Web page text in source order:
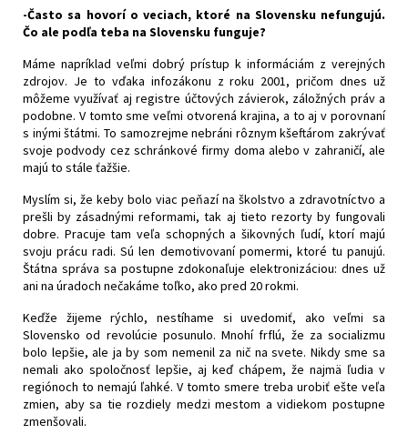
-Často sa hovorí o veciach, ktoré na Slovensku nefungujú.
Čo ale podľa teba na Slovensku funguje?
Máme napríklad veľmi dobrý prístup k informáciám z verejných
zdrojov. Je to vďaka infozákonu z roku 2001, pričom dnes už
môžeme využívať aj registre účtových závierok, záložných práv a
podobne. V tomto sme veľmi otvorená krajina, a to aj v porovnaní
s inými štátmi. To samozrejme nebráni rôznym kšeftárom zakrývať
svoje podvody cez schránkové firmy doma alebo v zahraničí, ale
majú to stále ťažšie.
Myslím si, že keby bolo viac peňazí na školstvo a zdravotníctvo a
prešli by zásadnými reformami, tak aj tieto rezorty by fungovali
dobre. Pracuje tam veľa schopných a šikovných ľudí, ktorí majú
svoju prácu radi. Sú len demotivovaní pomermi, ktoré tu panujú.
Štátna správa sa postupne zdokonaľuje elektronizáciou: dnes už
ani na úradoch nečakáme toľko, ako pred 20 rokmi.
Keďže žijeme rýchlo, nestíhame si uvedomiť, ako veľmi sa
Slovensko od revolúcie posunulo. Mnohí frflú, že za socializmu
bolo lepšie, ale ja by som nemenil za nič na svete. Nikdy sme sa
nemali ako spoločnosť lepšie, aj keď chápem, že najmä ľudia v
regiónoch to nemajú ľahké. V tomto smere treba urobiť ešte veľa
zmien, aby sa tie rozdiely medzi mestom a vidiekom postupne
zmenšovali.